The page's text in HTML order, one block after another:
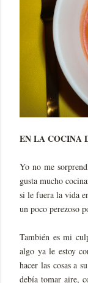
EN LA COCINA
Yo no me
gusta mucho
si le fuera la vida
un poco perezoso
También es mi
algo ya le estoy
hacer las cosas a
debía tomar aire,